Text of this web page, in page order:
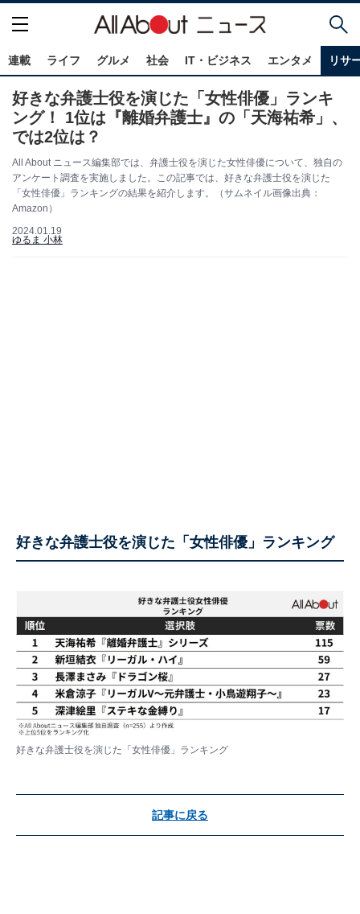
連載 ライフ グルメ 社会 IT・ビジネス エンタメ リサ
好きな弁護士役を演じた「女性俳優」ランキ
ング！ 1位は『離婚弁護士』の「天海祐希」、
では2位は？
All About ニュース編集部では、弁護士役を演じた女性俳優について、独自の
アンケート調査を実施しました。この記事では、好きな弁護士役を演じた
「女性俳優」ランキングの結果を紹介します。（サムネイル画像出典：
Amazon）
2024.01.19
ゆるま 小林
好きな弁護士役を演じた「女性俳優」ランキング
好きな弁護士役を演じた「女性俳優」ランキング
記事に戻る